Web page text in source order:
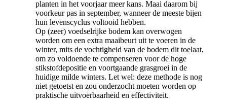
planten in het voorjaar meer kans. Maai daarom bij
voorkeur pas in september, wanneer de meeste bijen
hun levenscyclus voltooid hebben.
Op (zeer) voedselrijke bodem kan overwogen
worden om een extra maaibeurt uit te voeren in de
winter, mits de vochtigheid van de bodem dit toelaat,
om zo voldoende te compenseren voor de hoge
stikstofdepositie en voortgaande grasgroei in de
huidige milde winters. Let wel: deze methode is nog
niet getoetst en zou onderzocht moeten worden op
praktische uitvoerbaarheid en effectiviteit.